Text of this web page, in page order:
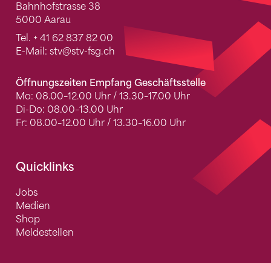
Bahnhofstrasse 38
5000 Aarau
Tel. + 41 62 837 82 00
E-Mail: stv@stv-fsg.ch
Öffnungszeiten Empfang Geschäftsstelle
Mo: 08.00–12.00 Uhr / 13.30–17.00 Uhr
Di-Do: 08.00–13.00 Uhr
Fr: 08.00–12.00 Uhr / 13.30–16.00 Uhr
Quicklinks
Jobs
Medien
Shop
Meldestellen